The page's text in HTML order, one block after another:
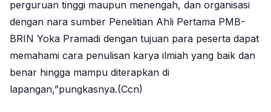
perguruan tinggi maupun menengah, dan organisasi
dengan nara sumber Penelitian Ahli Pertama PMB-
BRIN Yoka Pramadi dengan tujuan para peserta dapat
memahami cara penulisan karya ilmiah yang baik dan
benar hingga mampu diterapkan di
lapangan,”pungkasnya.(Ccn)